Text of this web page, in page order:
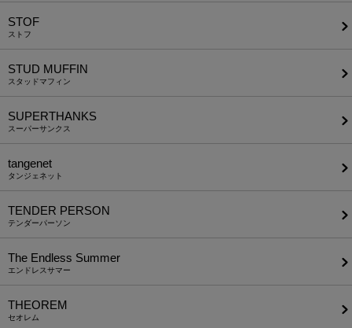
STOF
ストフ
STUD MUFFIN
スタッドマフィン
SUPERTHANKS
スーパーサンクス
tangenet
タンジェネット
TENDER PERSON
テンダーパーソン
The Endless Summer
エンドレスサマー
THEOREM
セオレム